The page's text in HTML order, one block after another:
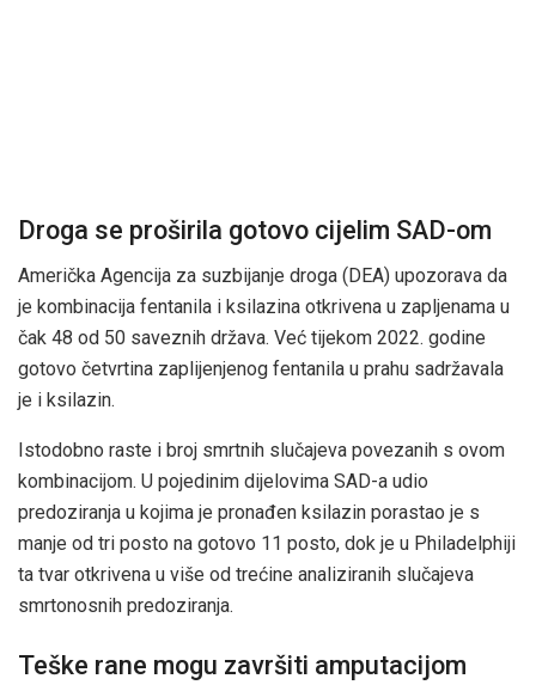
Droga se proširila gotovo cijelim SAD-om
Američka Agencija za suzbijanje droga (DEA) upozorava da
je kombinacija fentanila i ksilazina otkrivena u zapljenama u
čak 48 od 50 saveznih država. Već tijekom 2022. godine
gotovo četvrtina zaplijenjenog fentanila u prahu sadržavala
je i ksilazin.
Istodobno raste i broj smrtnih slučajeva povezanih s ovom
kombinacijom. U pojedinim dijelovima SAD-a udio
predoziranja u kojima je pronađen ksilazin porastao je s
manje od tri posto na gotovo 11 posto, dok je u Philadelphiji
ta tvar otkrivena u više od trećine analiziranih slučajeva
smrtonosnih predoziranja.
Teške rane mogu završiti amputacijom